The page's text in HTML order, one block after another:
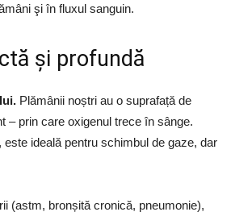
şi în fluxul sanguin.
și profundă
Plămânii noștri au o suprafață de
– prin care oxigenul trece în sânge.
ideală pentru schimbul de gaze, dar
(astm, bronșită cronică, pneumonie),